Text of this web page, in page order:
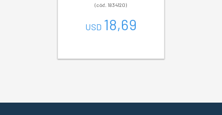
(cód. 1834120)
USD 18,69